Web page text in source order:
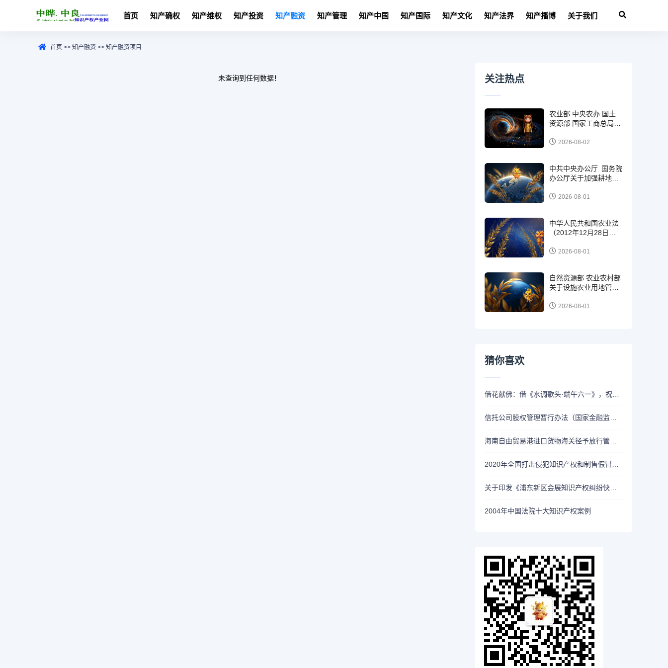
首页 知产确权 知产维权 知产投资 知产融资 知产管理 知产中国 知产国际 知产文化 知产法界 知产播博 关于我们
首页 >> 知产融资 >> 知产融资项目
未查询到任何数据！ 关注热点
农业部 中央农办 国土
资源部 国家工商总局关
农地监管和风险防范的
2026-08-02
中共中央办公厅 国务院
办公厅关于加强耕地保
补平衡的意见（2024年
2026-08-01
中华人民共和国农业法
（2012年12月28日第
会常务委员会第三十次
2026-08-01
自然资源部 农业农村部
关于设施农业用地管理
规〔2019〕4号 )
2026-08-01
猜你喜欢
2004年中国法院十大知识产权案例